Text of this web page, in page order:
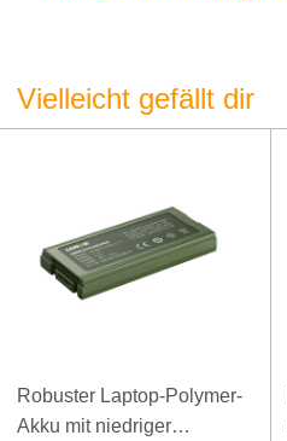
Vielleicht gefällt dir
Robuster Laptop-Polymer-
Akku mit niedriger